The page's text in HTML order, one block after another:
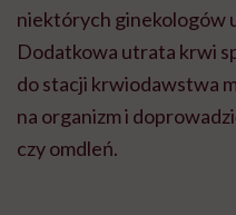
niektórych ginekologów
Dodatkowa utrata krwi
do stacji krwiodawstwa
na organizm i
czy omdleń.